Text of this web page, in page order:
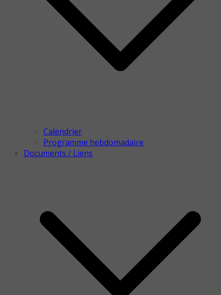
Calendrier
Programme hebdomadaire
Documents / Liens